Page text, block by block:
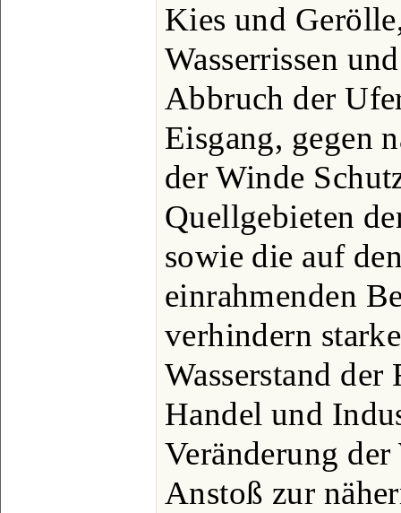
Kies und
Wasserrissen
Abbruch der
Eisgang, gegen
der Winde
Quellgebieten
sowie die auf
einrahmenden
verhindern
Wasserstand
Handel und
Veränderung
Anstoß zur